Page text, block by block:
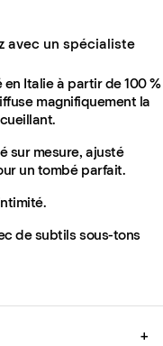
avec un spécialiste
Italie à partir de 100 %
magnifiquement la
sur mesure, ajusté
un tombé parfait.
de subtils sous-tons
+